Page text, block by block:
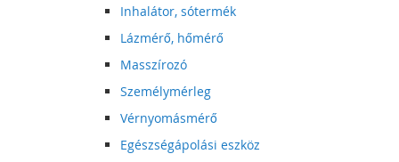
Inhalátor, sótermék
Lázmérő, hőmérő
Masszírozó
Személymérleg
Vérnyomásmérő
Egészségápolási eszköz